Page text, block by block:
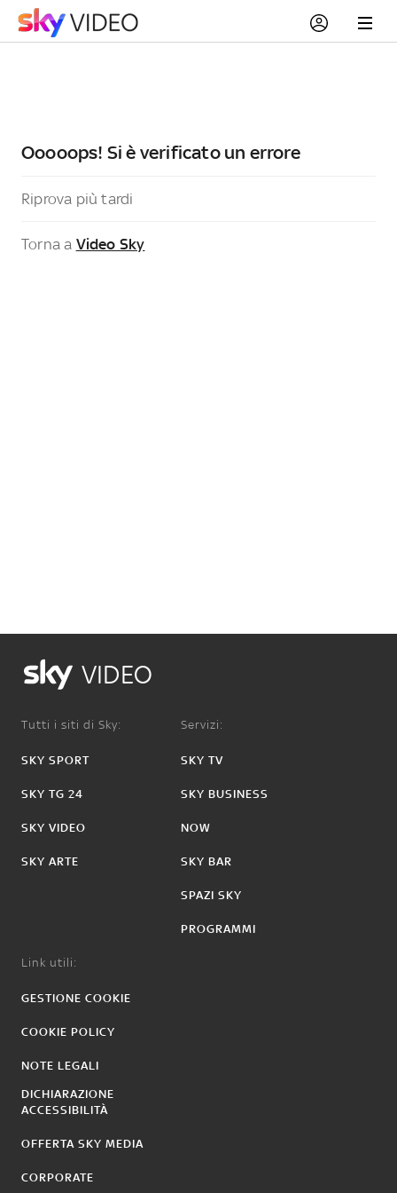
Ooooops! Si è verificato un errore
Riprova più tardi
Torna a Video Sky
VIDEO
Tutti i siti di Sky:
SKY SPORT
SKY TG 24
SKY VIDEO
SKY ARTE
Servizi:
SKY TV
SKY BUSINESS
NOW
SKY BAR
SPAZI SKY
PROGRAMMI
Link utili:
GESTIONE COOKIE
COOKIE POLICY
NOTE LEGALI
DICHIARAZIONE
ACCESSIBILITÀ
OFFERTA SKY MEDIA
CORPORATE